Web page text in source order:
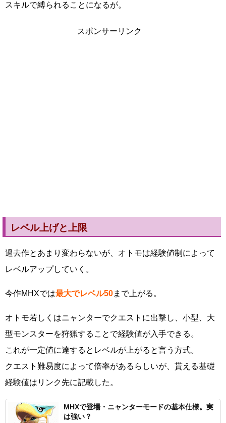
スキルで縛られることになるが。
スポンサーリンク
レベル上げと上限
過去作とあまり変わらないが、オトモは経験値制によって
レベルアップしていく。
今作MHXでは最大でレベル50まで上がる。
オトモ若しくはニャンターでクエストに出撃し、小型、大
型モンスターを狩猟することで経験値が入手できる。
これが一定値に達するとレベルが上がると言う方式。
クエスト難易度によって倍率があるらしいが、貰える基礎
経験値はリンク先に記載した。
MHXで登場・ニャンターモードの基本仕様。実
は強い？